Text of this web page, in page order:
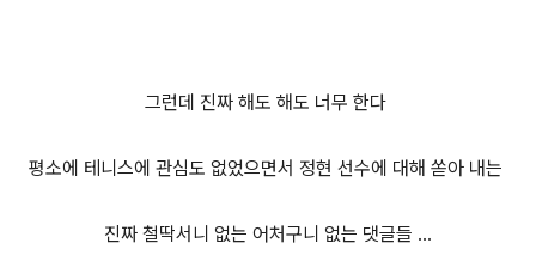
그런데 진짜 해도 해도 너무 한다
평소에 테니스에 관심도 없었으면서 정현 선수에 대해 쏟아 내는
진짜 철딱서니 없는 어처구니 없는 댓글들 ...